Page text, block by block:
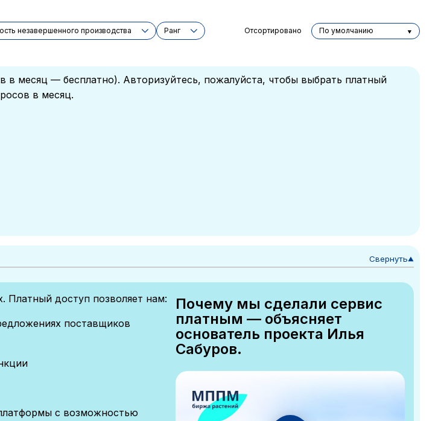
незавершенного производства Ранг Отсортировано По умолчанию
в месяц — бесплатно). Авторизуйтесь, пожалуйста, чтобы выбрать платный
в месяц.
Свернуть▼
Платный доступ позволяет нам:
поставщиков
с возможностью
Почему мы сделали сервис
платным — объясняет
основатель проекта Илья
Сабуров.